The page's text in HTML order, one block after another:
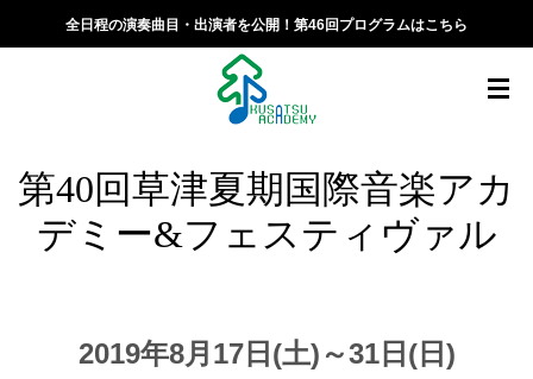
全日程の演奏曲目・出演者を公開！第46回プログラムはこちら
第40回草津夏期国際音楽アカ
デミー&フェスティヴァル
2019年8月17日(土)～31日(日)